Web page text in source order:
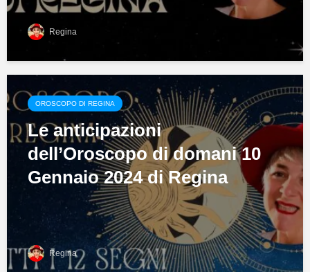
Regina
OROSCOPO DI REGINA
Le anticipazioni
dell’Oroscopo di domani 10
Gennaio 2024 di Regina
Regina